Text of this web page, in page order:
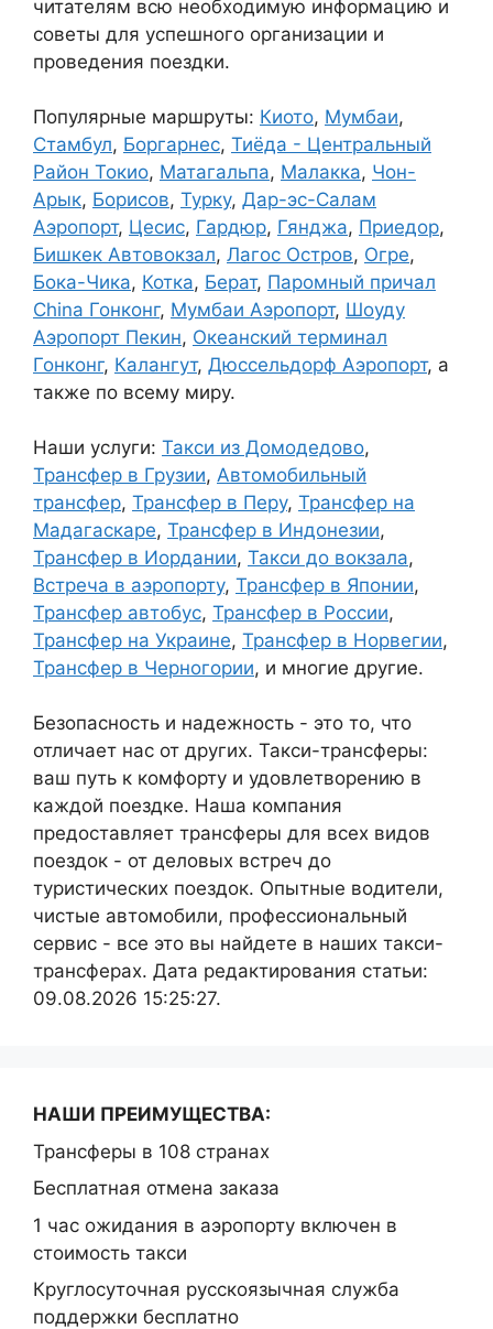
читателям всю необходимую информацию и
советы для успешного организации и
проведения поездки.
Популярные маршруты: Киото, Мумбаи,
Стамбул, Боргарнес, Тиёда - Центральный
Район Токио, Матагальпа, Малакка, Чон-
Арык, Борисов, Турку, Дар-эс-Салам
Аэропорт, Цесис, Гардюр, Гянджа, Приедор,
Бишкек Автовокзал, Лагос Остров, Огре,
Бока-Чика, Котка, Берат, Паромный причал
China Гонконг, Мумбаи Аэропорт, Шоуду
Аэропорт Пекин, Океанский терминал
Гонконг, Калангут, Дюссельдорф Аэропорт, а
также по всему миру.
Наши услуги: Такси из Домодедово,
Трансфер в Грузии, Автомобильный
трансфер, Трансфер в Перу, Трансфер на
Мадагаскаре, Трансфер в Индонезии,
Трансфер в Иордании, Такси до вокзала,
Встреча в аэропорту, Трансфер в Японии,
Трансфер автобус, Трансфер в России,
Трансфер на Украине, Трансфер в Норвегии,
Трансфер в Черногории, и многие другие.
Безопасность и надежность - это то, что
отличает нас от других. Такси-трансферы:
ваш путь к комфорту и удовлетворению в
каждой поездке. Наша компания
предоставляет трансферы для всех видов
поездок - от деловых встреч до
туристических поездок. Опытные водители,
чистые автомобили, профессиональный
сервис - все это вы найдете в наших такси-
трансферах. Дата редактирования статьи:
09.08.2026 15:25:27.
НАШИ ПРЕИМУЩЕСТВА:
Трансферы в 108 странах
Бесплатная отмена заказа
1 час ожидания в аэропорту включен в
стоимость такси
Круглосуточная русскоязычная служба
поддержки бесплатно